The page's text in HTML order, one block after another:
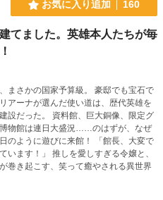
お気に入り追加 160
てました。英雄本人たちが毎
国家予算級。 豪邸でも宝石で
アーナが選んだ使い道は、歴代英雄を
、巨大銅像、限定グ
物館は連日大盛況……のはずが、なぜ
遊びに来館！ 「館長、大変で
愛しすぎる令嬢と、
巻き起こす、笑って癒やされる異世界